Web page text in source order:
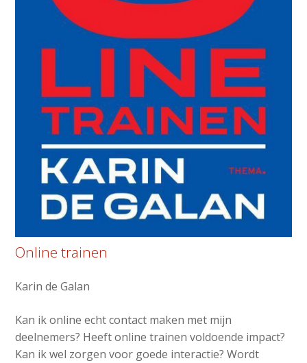
Online trainen
Karin de Galan
Kan ik online echt contact maken met mijn
deelnemers? Heeft online trainen voldoende impact?
Kan ik wel zorgen voor goede interactie? Wordt